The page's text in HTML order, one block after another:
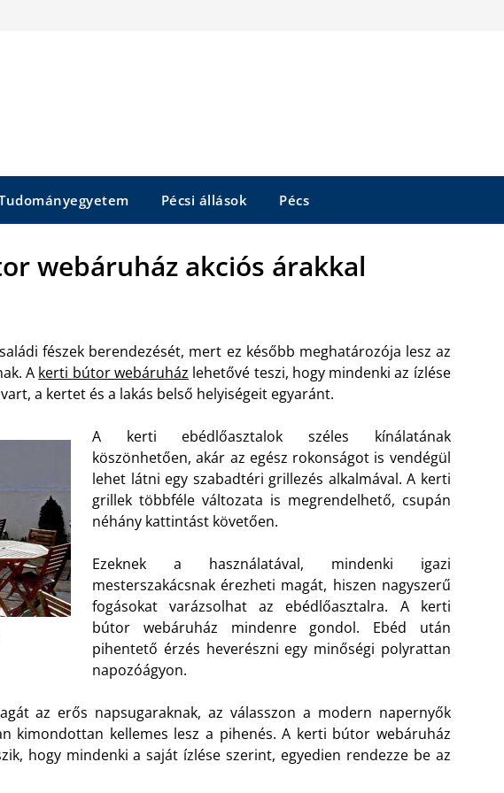
Pécsi állások Pécs
webáruház akciós árakkal
fészek berendezését, mert ez később meghatározója lesz az
A kerti bútor webáruház lehetővé teszi, hogy mindenki az ízlése
a kertet és a lakás belső helyiségeit egyaránt.
A kerti ebédlőasztalok széles kínálatának
köszönhetően, akár az egész rokonságot is vendégül
lehet látni egy szabadtéri grillezés alkalmával. A kerti
grillek többféle változata is megrendelhető, csupán
néhány kattintást követően.
Ezeknek a használatával, mindenki igazi
mesterszakácsnak érezheti magát, hiszen nagyszerű
fogásokat varázsolhat az ebédlőasztalra. A kerti
bútor webáruház mindenre gondol. Ebéd után
pihentető érzés heverészni egy minőségi polyrattan
napozóágyon.
az erős napsugaraknak, az válasszon a modern napernyők
kimondottan kellemes lesz a pihenés. A kerti bútor webáruház
hogy mindenki a saját ízlése szerint, egyedien rendezze be az